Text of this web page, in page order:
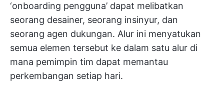
‘onboarding pengguna’ dapat melibatkan
seorang desainer, seorang insinyur, dan
seorang agen dukungan. Alur ini menyatukan
semua elemen tersebut ke dalam satu alur di
mana pemimpin tim dapat memantau
perkembangan setiap hari.